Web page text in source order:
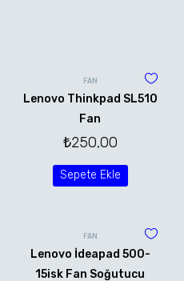
FAN
Lenovo Thinkpad SL510
Fan
₺250,00
Sepete Ekle
FAN
Lenovo İdeapad 500-
15isk Fan Soğutucu